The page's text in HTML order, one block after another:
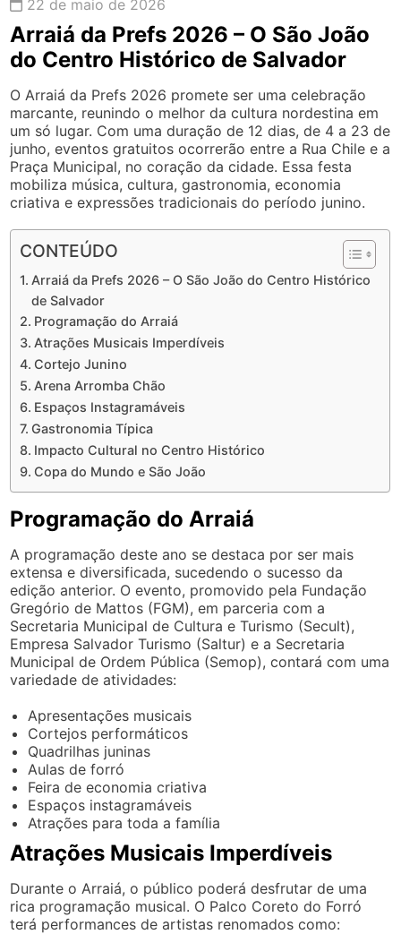
22 de maio de 2026
Arraiá da Prefs 2026 – O São João
do Centro Histórico de Salvador
O Arraiá da Prefs 2026 promete ser uma celebração
marcante, reunindo o melhor da cultura nordestina em
um só lugar. Com uma duração de 12 dias, de 4 a 23 de
junho, eventos gratuitos ocorrerão entre a Rua Chile e a
Praça Municipal, no coração da cidade. Essa festa
mobiliza música, cultura, gastronomia, economia
criativa e expressões tradicionais do período junino.
CONTEÚDO
Arraiá da Prefs 2026 – O São João do Centro Histórico
de Salvador
Programação do Arraiá
Atrações Musicais Imperdíveis
Cortejo Junino
Arena Arromba Chão
Espaços Instagramáveis
Gastronomia Típica
Impacto Cultural no Centro Histórico
Copa do Mundo e São João
Programação do Arraiá
A programação deste ano se destaca por ser mais
extensa e diversificada, sucedendo o sucesso da
edição anterior. O evento, promovido pela Fundação
Gregório de Mattos (FGM), em parceria com a
Secretaria Municipal de Cultura e Turismo (Secult),
Empresa Salvador Turismo (Saltur) e a Secretaria
Municipal de Ordem Pública (Semop), contará com uma
variedade de atividades:
Apresentações musicais
Cortejos performáticos
Quadrilhas juninas
Aulas de forró
Feira de economia criativa
Espaços instagramáveis
Atrações para toda a família
Atrações Musicais Imperdíveis
Durante o Arraiá, o público poderá desfrutar de uma
rica programação musical. O Palco Coreto do Forró
terá performances de artistas renomados como: